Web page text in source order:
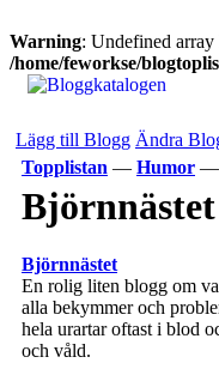
Warning: Undefined
/home/feworkse/
Lägg till Blogg Ändra
Topplistan — Humor —
Björnnästet
Björnnästet
En rolig liten blogg om
alla bekymmer och
hela urartar oftast i blod
och våld.